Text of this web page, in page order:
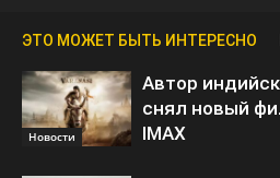
ЭТО МОЖЕТ БЫТЬ ИНТЕРЕСНО
Новости
Автор
снял новый
IMAX